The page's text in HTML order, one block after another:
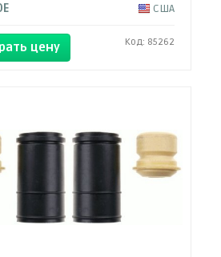
США
цену Код: 85262